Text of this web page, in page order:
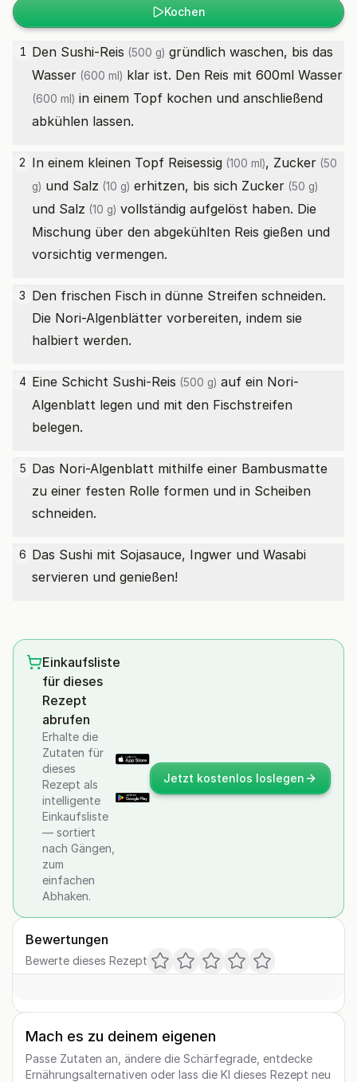
Kochen
1 Den Sushi-Reis (500 g) gründlich waschen, bis das
Wasser (600 ml) klar ist. Den Reis mit 600ml Wasser
(600 ml) in einem Topf kochen und anschließend
abkühlen lassen.
2 In einem kleinen Topf Reisessig (100 ml), Zucker (50
g) und Salz (10 g) erhitzen, bis sich Zucker (50 g)
und Salz (10 g) vollständig aufgelöst haben. Die
Mischung über den abgekühlten Reis gießen und
vorsichtig vermengen.
3 Den frischen Fisch in dünne Streifen schneiden.
Die Nori-Algenblätter vorbereiten, indem sie
halbiert werden.
4 Eine Schicht Sushi-Reis (500 g) auf ein Nori-
Algenblatt legen und mit den Fischstreifen
belegen.
5 Das Nori-Algenblatt mithilfe einer Bambusmatte
zu einer festen Rolle formen und in Scheiben
schneiden.
6 Das Sushi mit Sojasauce, Ingwer und Wasabi
servieren und genießen!
Einkaufsliste
für dieses
Rezept
abrufen
Erhalte die
Zutaten für
dieses
Rezept als
intelligente
Einkaufsliste
— sortiert
nach Gängen,
zum
einfachen
Abhaken.
Jetzt kostenlos loslegen
Bewertungen
Bewerte dieses Rezept
Mach es zu deinem eigenen
Passe Zutaten an, ändere die Schärfegrade, entdecke
Ernährungsalternativen oder lass die KI dieses Rezept neu